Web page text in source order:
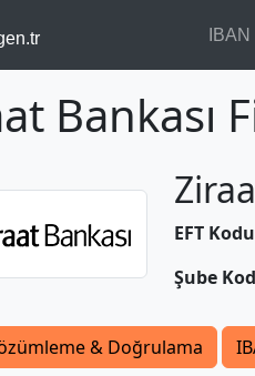
Bankası
EFT
Şube
& Doğrulama